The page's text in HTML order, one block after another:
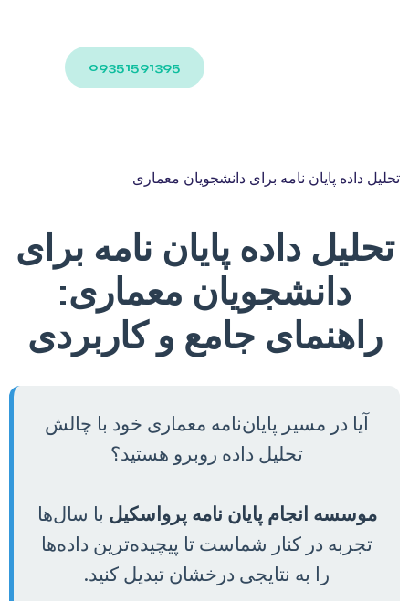
09351591395
تحلیل داده پایان نامه برای دانشجویان معماری
تحلیل داده پایان نامه برای
دانشجویان معماری:
راهنمای جامع و کاربردی
آیا در مسیر پایان‌نامه معماری خود با چالش
تحلیل داده روبرو هستید؟
موسسه انجام پایان نامه پرواسکیل با سال‌ها
تجربه در کنار شماست تا پیچیده‌ترین داده‌ها
را به نتایجی درخشان تبدیل کنید.